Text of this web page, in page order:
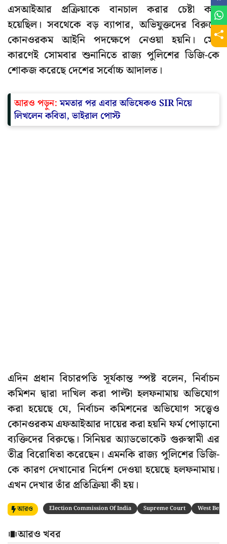
এসআইআর প্রক্রিয়াকে বানচাল করার চেষ্টা করা
হয়েছিল। সবথেকে বড় ব্যাপার, অভিযুক্তদের বিরুদ্ধে
কোনওরকম আইনি পদক্ষেপে নেওয়া হয়নি। সেই
কারণেই সোমবার শুনানিতে রাজ্য পুলিশের ডিজি-কে
শোকজ করেছে দেশের সর্বোচ্চ আদালত।
আরও পড়ুন:মমতার পর এবার অভিষেকও SIR নিয়ে
লিখলেন কবিতা, ভাইরাল পোস্ট
এদিন প্রধান বিচারপতি সূর্যকান্ত স্পষ্ট বলেন, নির্বাচন
কমিশন দ্বারা দাখিল করা পাল্টা হলফনামায় অভিযোগ
করা হয়েছে যে, নির্বাচন কমিশনের অভিযোগ সত্ত্বেও
কোনওরকম এফআইআর দায়ের করা হয়নি ফর্ম পোড়ানো
ব্যক্তিদের বিরুদ্ধে। সিনিয়র অ্যাডভোকেট গুরুস্বামী এর
তীব্র বিরোধিতা করেছেন। এমনকি রাজ্য পুলিশের ডিজি-
কে কারণ দেখানোর নির্দেশ দেওয়া হয়েছে হলফনামায়।
এখন দেখার তাঁর প্রতিক্রিয়া কী হয়।
আরও Election Commission Of India Supreme Court West
আরও খবর